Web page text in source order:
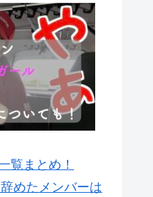
覧まとめ！
めたメンバーは